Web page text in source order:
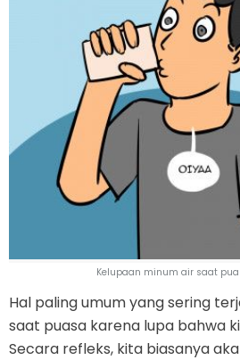
Kelupaan minum air saat
Hal paling umum yang sering
saat puasa karena lupa bahwa
Secara refleks, kita biasanya